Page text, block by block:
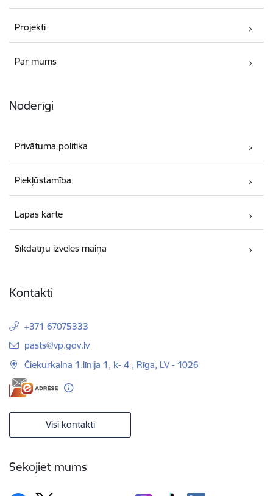
Projekti
Par mums
Noderīgi
Privātuma politika
Piekļūstamība
Lapas karte
Sīkdatņu izvēles maiņa
Kontakti
+371 67075333
E-pasts:
pasts@vp.gov.lv
Čiekurkalna 1.līnija 1, k- 4 , Rīga, LV - 1026
Visi kontakti
Sekojiet mums